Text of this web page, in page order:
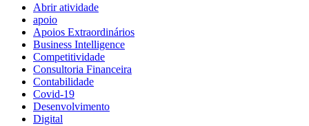
Abrir atividade
apoio
Apoios Extraordinários
Business Intelligence
Competitividade
Consultoria Financeira
Contabilidade
Covid-19
Desenvolvimento
Digital